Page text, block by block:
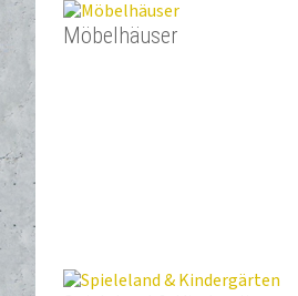
Möbelhäuser